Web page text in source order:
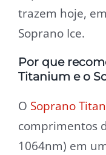
trazem hoje,
Soprano Ice.
Por que
Titanium e o
O Soprano
comprimentos
1064nm) em